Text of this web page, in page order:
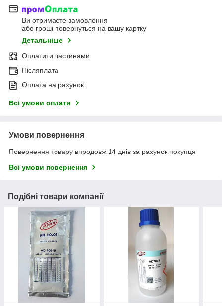
Ви отримаєте замовлення
або гроші повернуться на вашу картку
Детальніше
Оплатити частинами
Післяплата
Оплата на рахунок
Всі умови оплати
Умови повернення
Повернення товару впродовж 14 днів за рахунок покупця
Всі умови повернення
Подібні товари компанії